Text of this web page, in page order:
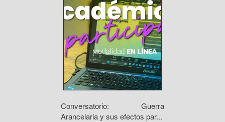
Conversatorio: Guerra
Arancelaria y sus efectos par...